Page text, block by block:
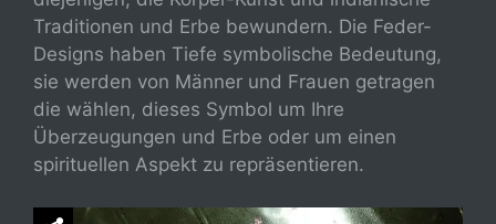
Traditionen und Erbe bewundern. Die Feder-
Designs haben Tiefe symbolische Bedeutung,
sie werden von Männer und Frauen getragen
die wählen, dieses Symbol um Ihre
Überzeugungen und Erbe oder um einen
spirituellen Aspekt zu repräsentieren.